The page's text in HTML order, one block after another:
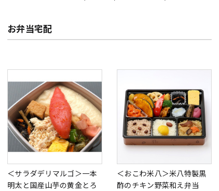
お弁当宅配
＜サラダデリマルゴ＞一本
明太と国産山芋の黄金とろ
＜おこわ米八＞米八特製黒
酢のチキン野菜和え弁当